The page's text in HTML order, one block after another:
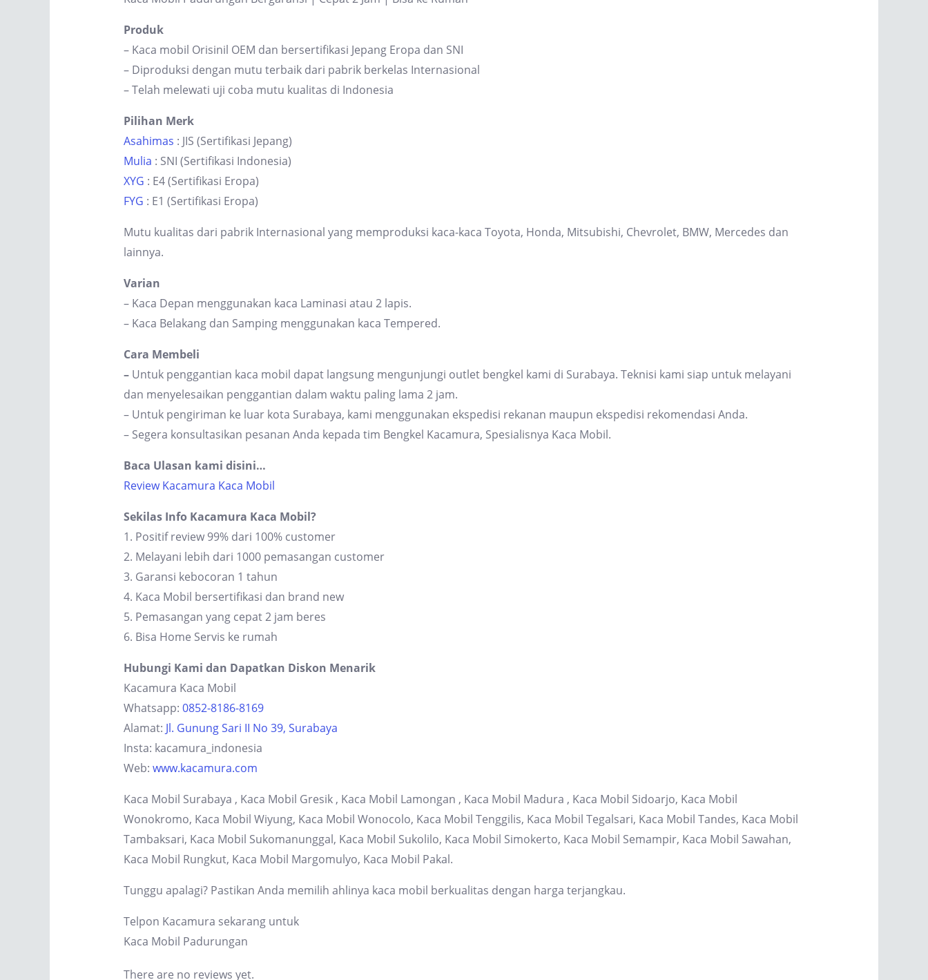
Produk
– Kaca mobil Orisinil OEM dan bersertifikasi Jepang Eropa dan SNI
– Diproduksi dengan mutu terbaik dari pabrik berkelas Internasional
– Telah melewati uji coba mutu kualitas di Indonesia
Pilihan Merk
Asahimas : JIS (Sertifikasi Jepang)
Mulia : SNI (Sertifikasi Indonesia)
XYG : E4 (Sertifikasi Eropa)
FYG : E1 (Sertifikasi Eropa)
Mutu kualitas dari pabrik Internasional yang memproduksi kaca-kaca Toyota, Honda, Mitsubishi, Chevrolet, BMW, Mercedes dan
lainnya.
Varian
– Kaca Depan menggunakan kaca Laminasi atau 2 lapis.
– Kaca Belakang dan Samping menggunakan kaca Tempered.
Cara Membeli
– Untuk penggantian kaca mobil dapat langsung mengunjungi outlet bengkel kami di Surabaya. Teknisi kami siap untuk melayani
dan menyelesaikan penggantian dalam waktu paling lama 2 jam.
– Untuk pengiriman ke luar kota Surabaya, kami menggunakan ekspedisi rekanan maupun ekspedisi rekomendasi Anda.
– Segera konsultasikan pesanan Anda kepada tim Bengkel Kacamura, Spesialisnya Kaca Mobil.
Baca Ulasan kami disini…
Review Kacamura Kaca Mobil
Sekilas Info Kacamura Kaca Mobil?
1. Positif review 99% dari 100% customer
2. Melayani lebih dari 1000 pemasangan customer
3. Garansi kebocoran 1 tahun
4. Kaca Mobil bersertifikasi dan brand new
5. Pemasangan yang cepat 2 jam beres
6. Bisa Home Servis ke rumah
Hubungi Kami dan Dapatkan Diskon Menarik
Kacamura Kaca Mobil
Whatsapp: 0852-8186-8169
Alamat: Jl. Gunung Sari II No 39, Surabaya
Insta: kacamura_indonesia
Web: www.kacamura.com
Kaca Mobil Surabaya , Kaca Mobil Gresik , Kaca Mobil Lamongan , Kaca Mobil Madura , Kaca Mobil Sidoarjo, Kaca Mobil
Wonokromo, Kaca Mobil Wiyung, Kaca Mobil Wonocolo, Kaca Mobil Tenggilis, Kaca Mobil Tegalsari, Kaca Mobil Tandes, Kaca Mobil
Tambaksari, Kaca Mobil Sukomanunggal, Kaca Mobil Sukolilo, Kaca Mobil Simokerto, Kaca Mobil Semampir, Kaca Mobil Sawahan,
Kaca Mobil Rungkut, Kaca Mobil Margomulyo, Kaca Mobil Pakal.
Tunggu apalagi? Pastikan Anda memilih ahlinya kaca mobil berkualitas dengan harga terjangkau.
Telpon Kacamura sekarang untuk
Kaca Mobil Padurungan
There are no reviews yet.